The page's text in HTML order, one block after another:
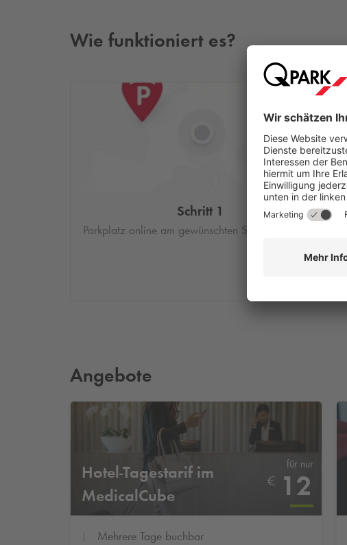
Wie funktioniert es?
Schritt 1
Parkplatz online am gewünschten Standort buchen
Angebote
Hotel-Tagestarif im
MedicalCube
für nur
€ 12
Mehrere Tage buchbar